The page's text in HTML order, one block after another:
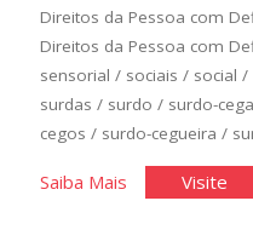
Direitos da Pessoa com
Direitos da Pessoa com
sensorial / sociais / social /
surdas / surdo / surdo-cega
cegos / surdo-cegueira /
Saiba Mais"Qual
Visite